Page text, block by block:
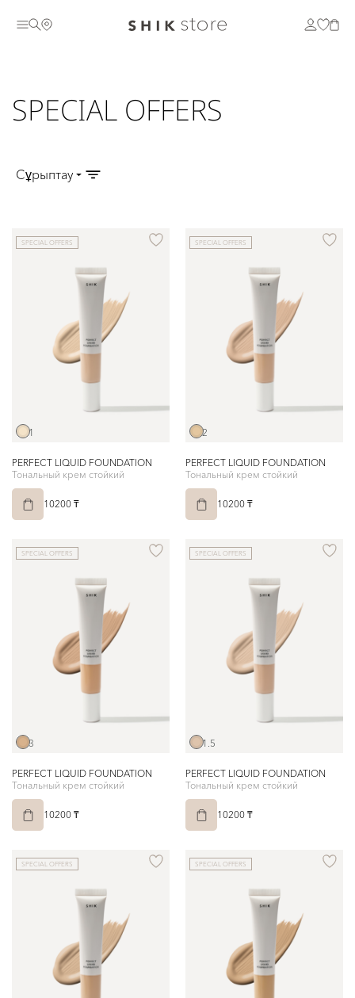
SPECIAL OFFERS
Cұрыптау
SPECIAL OFFERS
1
PERFECT LIQUID FOUNDATION
Тональный крем стойкий
10200 ₸
SPECIAL OFFERS
2
PERFECT LIQUID FOUNDATION
Тональный крем стойкий
10200 ₸
SPECIAL OFFERS
3
PERFECT LIQUID FOUNDATION
Тональный крем стойкий
10200 ₸
SPECIAL OFFERS
1.5
PERFECT LIQUID FOUNDATION
Тональный крем стойкий
10200 ₸
SPECIAL OFFERS SPECIAL OFFERS